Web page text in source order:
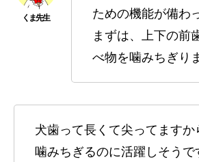
ための機能が備わ
まずは、上下の前
べ物を噛みちぎり
犬歯って長くて尖ってますか
噛みちぎるのに活躍しそうで